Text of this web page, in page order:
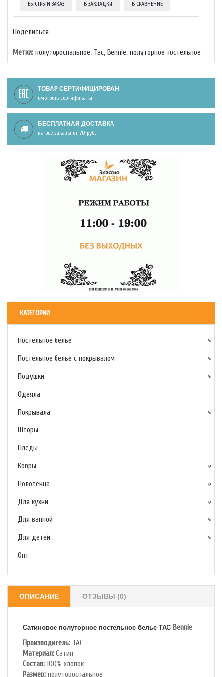
БЫСТРЫЙ ЗАКАЗ В ЗАКЛАДКИ В СРАВНЕНИЕ
Поделиться
Метки: полутороспальное, Тас, Bennie, полуторное постельное
ТОВАР СЕРТИФИЦИРОВАН
смотреть сертификаты
БЕСПЛАТНАЯ ДОСТАВКА
на все заказы от 70 руб.
КАТЕГОРИИ
Постельное белье
Постельное белье с покрывалом
Подушки
Одеяла
Покрывала
Шторы
Пледы
Ковры
Полотенца
Для кухни
Для ванной
Для детей
Опт
ОПИСАНИЕ ОТЗЫВЫ (0)
Сатиновое полуторное постельное белье TAC Bennie
Производитель: TAC
Материал: Сатин
Состав: 100% хлопок
Размер: полутороспальное